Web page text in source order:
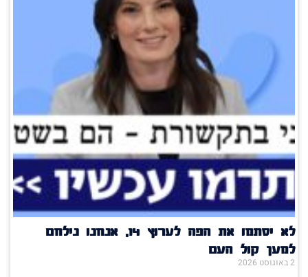
לא יסתמו את הפה לערוץ 14, אנחנו נילחם
למען קול העם
2 באוגוסט 2026